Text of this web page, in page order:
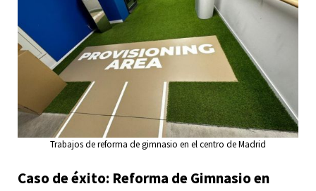
Trabajos de reforma de gimnasio en el centro de Madrid
Caso de éxito: Reforma de Gimnasio en